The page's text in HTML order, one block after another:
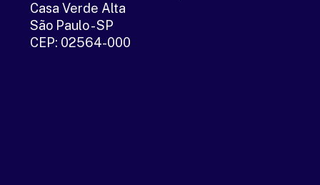
Casa Verde Alta
São Paulo - SP
CEP: 02564-000